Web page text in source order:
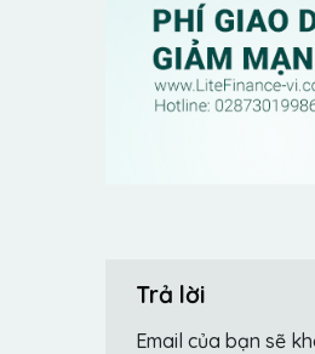
Trả lời
Email của bạn sẽ